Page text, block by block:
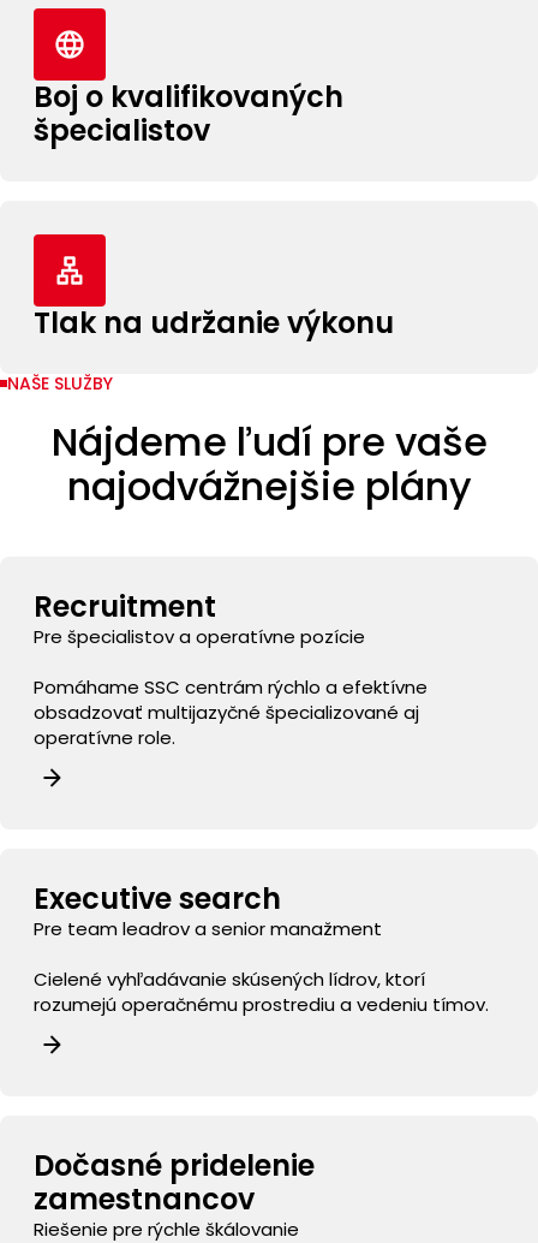
Boj o kvalifikovaných
špecialistov
Tlak na udržanie výkonu
NAŠE SLUŽBY
Nájdeme ľudí pre vaše
najodvážnejšie plány
Recruitment
Pre špecialistov a operatívne pozície
Pomáhame SSC centrám rýchlo a efektívne
obsadzovať multijazyčné špecializované aj
operatívne role.
Executive search
Pre team leadrov a senior manažment
Cielené vyhľadávanie skúsených lídrov, ktorí
rozumejú operačnému prostrediu a vedeniu tímov.
Dočasné pridelenie
zamestnancov
Riešenie pre rýchle škálovanie